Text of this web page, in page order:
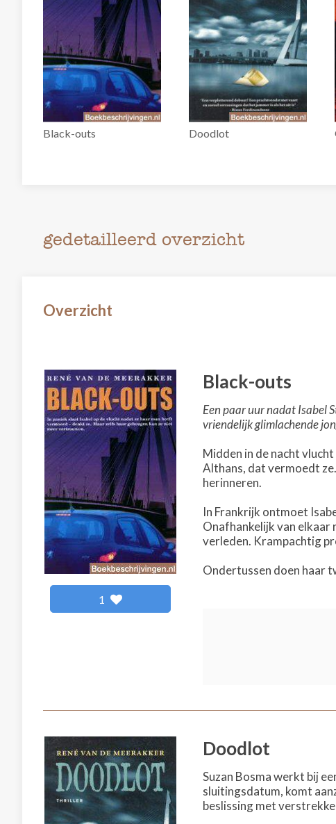
Black-outs Doodlot
gedetailleerd overzicht
Overzicht
1
Black-outs
Een paar uur nadat Isabel
vriendelijk glimlachende
Midden in de nacht
Althans, dat vermoedt
herinneren.
In Frankrijk ontmoet
Onafhankelijk van
verleden. Krampachtig
Ondertussen doen haar
Doodlot
Suzan Bosma werkt bij
sluitingsdatum, komt
beslissing met